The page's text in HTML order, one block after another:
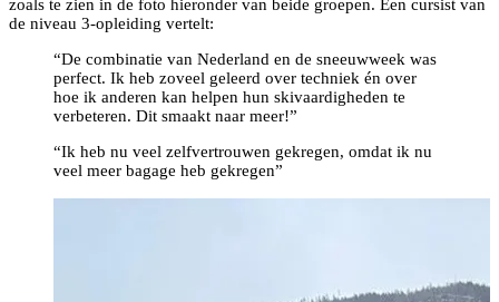
zoals te zien in de foto hieronder van beide groepen. Een cursist van
de niveau 3-opleiding vertelt:
“De combinatie van Nederland en de sneeuwweek was
perfect. Ik heb zoveel geleerd over techniek én over
hoe ik anderen kan helpen hun skivaardigheden te
verbeteren. Dit smaakt naar meer!”
“Ik heb nu veel zelfvertrouwen gekregen, omdat ik nu
veel meer bagage heb gekregen”